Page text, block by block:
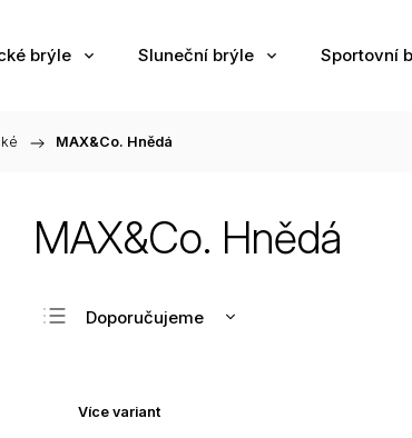
brýle Sluneční brýle Sportovní
/ MAX&Co. Hnědá
MAX&Co. Hnědá
Doporučujeme
Nejprodávanější
Více variant